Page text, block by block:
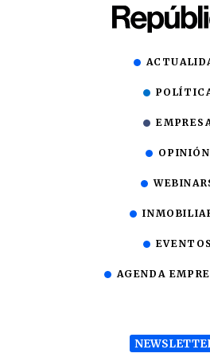
OPINIÓN
EVENTOS
AGENDA